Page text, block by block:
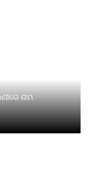
ନାମ